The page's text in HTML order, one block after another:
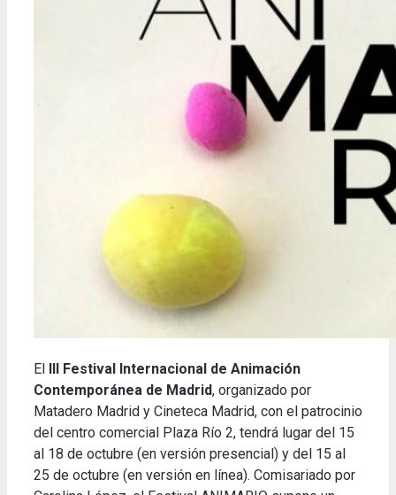
El
III Festival Internacional de Animación
Contemporánea de Madrid, organizado por
Matadero Madrid y Cineteca Madrid, con el patrocinio
del centro comercial Plaza Río 2, tendrá lugar del 15
al 18 de octubre (en versión presencial) y del 15 al
25 de octubre (en versión en línea). Comisariado por